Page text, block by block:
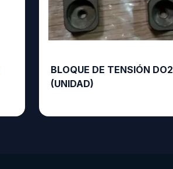
BLOQUE DE TENSIÓN DO2
(UNIDAD)